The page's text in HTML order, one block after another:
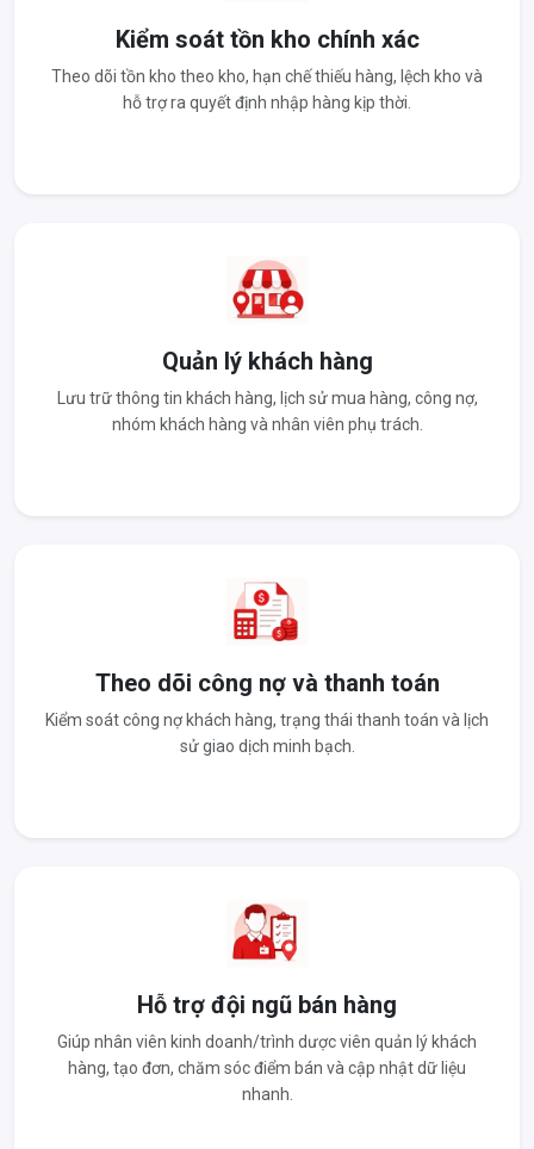
Kiểm soát tồn kho chính xác
Theo dõi tồn kho theo kho, hạn chế thiếu hàng, lệch kho và
hỗ trợ ra quyết định nhập hàng kịp thời.
Quản lý khách hàng
Lưu trữ thông tin khách hàng, lịch sử mua hàng, công nợ,
nhóm khách hàng và nhân viên phụ trách.
Theo dõi công nợ và thanh toán
Kiểm soát công nợ khách hàng, trạng thái thanh toán và lịch
sử giao dịch minh bạch.
Hỗ trợ đội ngũ bán hàng
Giúp nhân viên kinh doanh/trình dược viên quản lý khách
hàng, tạo đơn, chăm sóc điểm bán và cập nhật dữ liệu
nhanh.